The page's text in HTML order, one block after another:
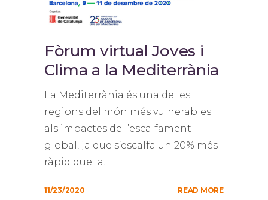
Fòrum virtual Joves i
Clima a la Mediterrània
La Mediterrània és una de les
regions del món més vulnerables
als impactes de l’escalfament
global, ja que s’escalfa un 20% més
ràpid que la...
11/23/2020
READ MORE